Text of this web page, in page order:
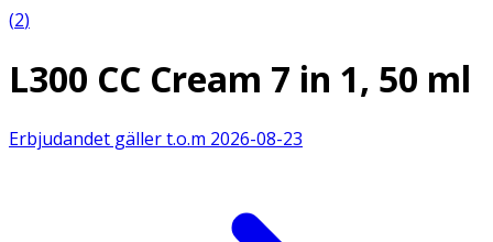
(2)
L300 CC Cream 7 in 1, 50 ml
Erbjudandet gäller t.o.m 2026-08-23